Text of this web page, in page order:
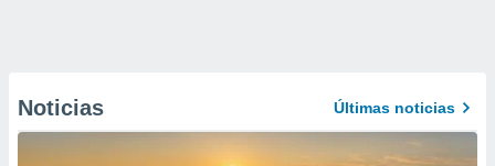
Noticias Últimas noticias